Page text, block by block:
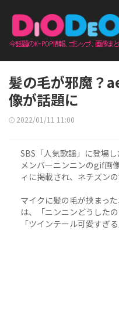
髪の毛が邪魔？
像が話題に
2022/01/11 11:00
SBS「人気歌謡」に登場
メンバーニンニンのgif画
ィに掲載され、ネチズン
マイクに髪の毛が挟まっ
は、「ニンニンどうした
「ツインテール可愛すぎ